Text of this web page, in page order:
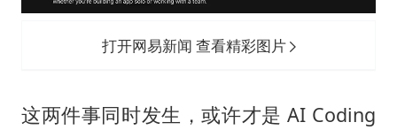
打开网易新闻 查看精彩图片
这两件事同时发生，或许才是 AI Coding